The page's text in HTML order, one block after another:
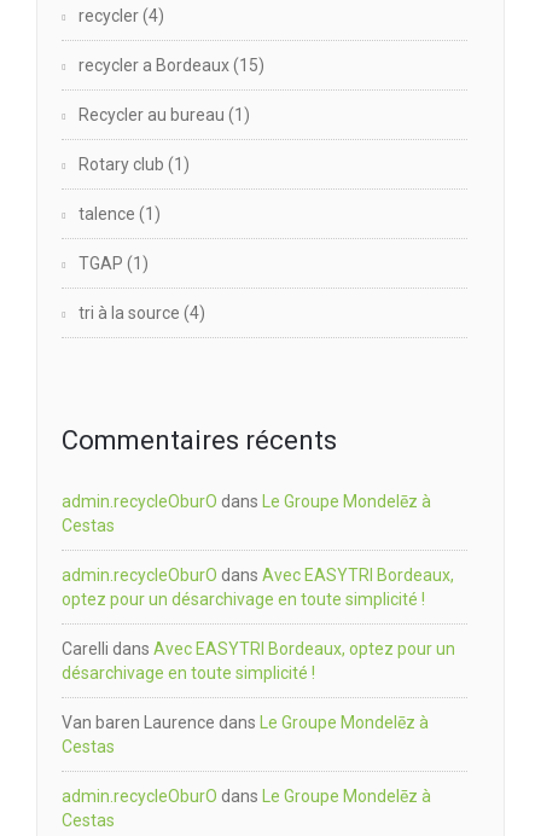
recycler(4)
recycler a Bordeaux(15)
Recycler au bureau (1)
Rotary club (1)
talence (1)
TGAP (1)
tri à la source (4)
Commentaires récents
admin.recycleOburO dans Le Groupe Mondelēz à
Cestas
admin.recycleOburO dans Avec EASYTRI Bordeaux,
optez pour un désarchivage en toute simplicité !
Carelli dans Avec EASYTRI Bordeaux, optez pour un
désarchivage en toute simplicité !
Van baren Laurence dans Le Groupe Mondelēz à
Cestas
admin.recycleOburO dans Le Groupe Mondelēz à
Cestas